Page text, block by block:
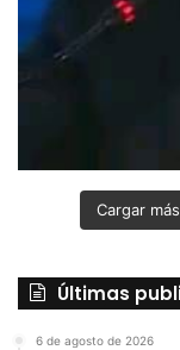
Cargar
Últimas
6 de agosto de 2026